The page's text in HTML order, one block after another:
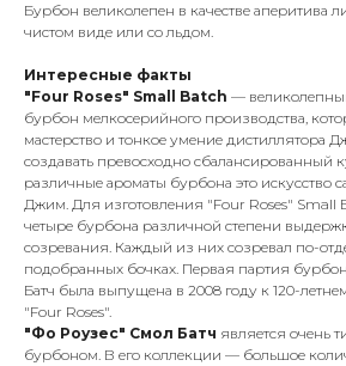
Бурбон великолепен в качестве аперитива
чистом виде или со льдом.
Интересные факты
"Four Roses" Small Batch —
бурбон мелкосерийного производства,
мастерство и тонкое умение дистиллятора
создавать превосходно сбалансированный
различные ароматы бурбона это искусство
Джим. Для изготовления "Four Roses" Small
четыре бурбона различной степени
созревания. Каждый из них созревал по-
подобранных бочках. Первая партия
Батч была выпущена в 2008 году к 120-
"Four Roses".
"Фо Роузес" Смол Батч является очень
бурбоном. В его коллекции — большое